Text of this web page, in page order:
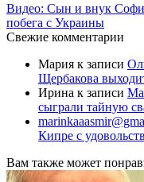
Видео: Сын и внук
побега с Украины
Свежие комментарии
Мария к записи
Щербакова
Ирина к записи
сыграли тайную
Кипре с
Вам также может